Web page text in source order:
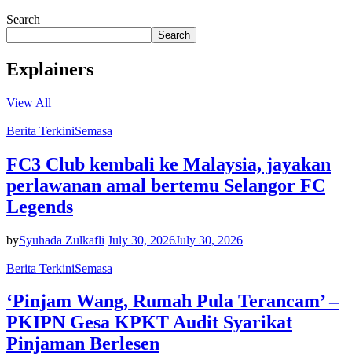
Search
Search
Explainers
View All
Berita TerkiniSemasa
FC3 Club kembali ke Malaysia, jayakan
perlawanan amal bertemu Selangor FC
Legends
bySyuhada Zulkafli July 30, 2026July 30, 2026
Berita TerkiniSemasa
‘Pinjam Wang, Rumah Pula Terancam’ –
PKIPN Gesa KPKT Audit Syarikat
Pinjaman Berlesen